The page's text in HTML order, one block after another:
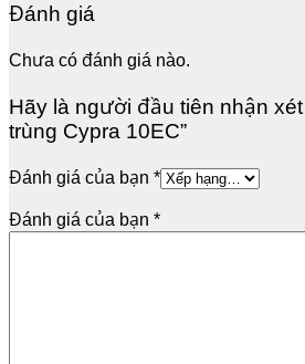
Đánh giá
Chưa có đánh giá nào.
Hãy là người đầu tiên nhận
trùng Cypra 10EC”
Đánh giá của bạn *
Đánh giá của bạn *